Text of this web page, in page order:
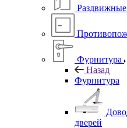
Фурнитура
Назад
Фурнитура
дверей